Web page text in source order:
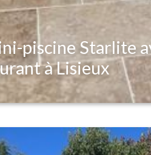
piscine Starlite
à Lisieux
sur la réalisation d'une
à contre-courant.